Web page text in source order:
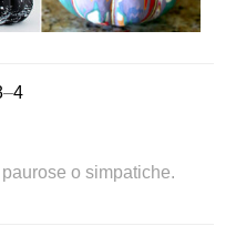
–4
o simpatiche.